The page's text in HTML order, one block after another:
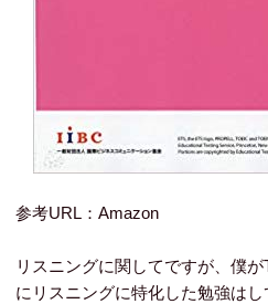
参考URL：Amazon
リスニングに関してですが、僕
にリスニングに特化した勉強は